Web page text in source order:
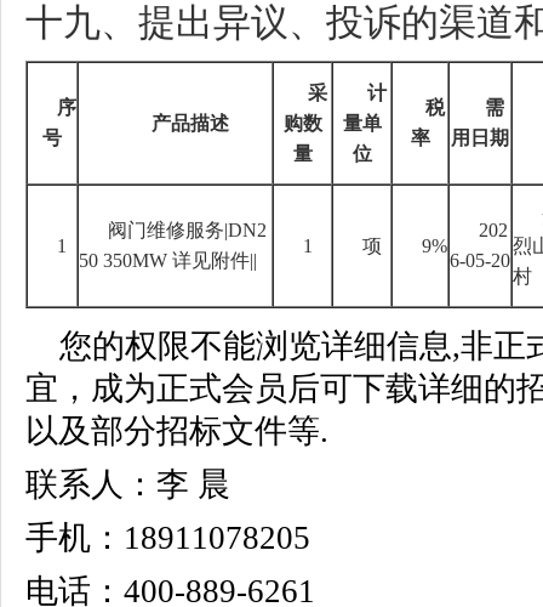
十九、提出异议、投诉的渠道
序
号
产品描述
采
购数
量
计
量单
位
税
率
需
用日期
1
阀门维修服务|DN2
50 350MW 详见附件||
1 项 9%
202
6-05-20
烈
村
您的权限不能浏览详细信息,非正
宜，成为正式会员后可下载详细的
以及部分招标文件等.
联系人：李 晨
手机：18911078205
电话：400-889-6261